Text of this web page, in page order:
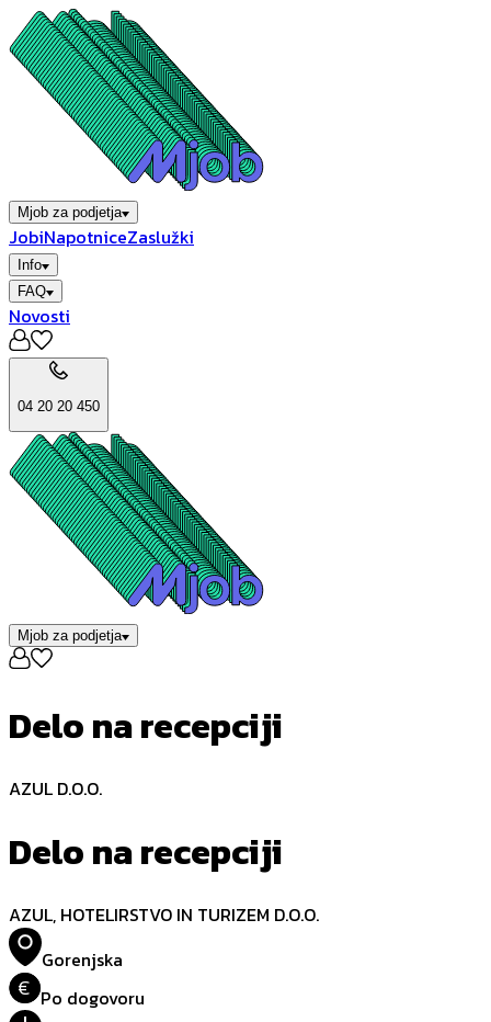
Mjob za podjetja
JobiNapotniceZaslužki
Info
FAQ
Novosti
04 20 20 450
Mjob za podjetja
Delo na recepciji
AZUL D.O.O.
Delo na recepciji
AZUL, HOTELIRSTVO IN TURIZEM D.O.O.
Gorenjska
€ Po dogovoru